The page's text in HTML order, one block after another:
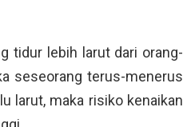
tidur lebih larut dari orang-
seseorang terus-menerus
larut, maka risiko kenaikan